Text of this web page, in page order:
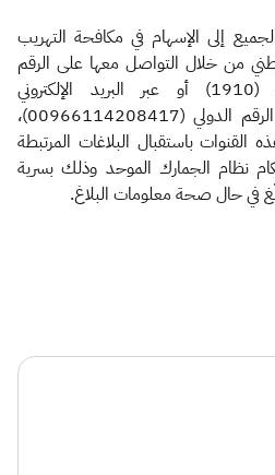
إلى الإسهام في مكافحة التهريب
من خلال التواصل معها على الرقم
المخصص للبلاغات الأمنية (1910) أو عبر البريد الإلكتروني
(1910@zatca.gov.sa)، أو الرقم الدولي (00966114208417)،
باستقبال البلاغات المرتبطة
نظام الجمارك الموحد وذلك بسرية
في حال صحة معلومات البلاغ.